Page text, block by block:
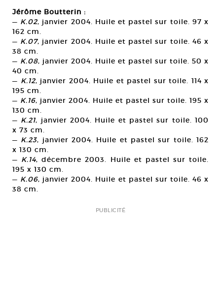
Jérôme Boutterin :
— K.02, janvier 2004. Huile et pastel sur toile. 97 x
162 cm.
— K.07, janvier 2004. Huile et pastel sur toile. 46 x
38 cm.
— K.08, janvier 2004. Huile et pastel sur toile. 50 x
40 cm.
— K.12, janvier 2004. Huile et pastel sur toile. 114 x
195 cm.
— K.16, janvier 2004. Huile et pastel sur toile. 195 x
130 cm.
— K.21, janvier 2004. Huile et pastel sur toile. 100
x 73 cm.
— K.23, janvier 2004. Huile et pastel sur toile. 162
x 130 cm.
— K.14, décembre 2003. Huile et pastel sur toile.
195 x 130 cm.
— K.06, janvier 2004. Huile et pastel sur toile. 46 x
38 cm.
PUBLICITÉ